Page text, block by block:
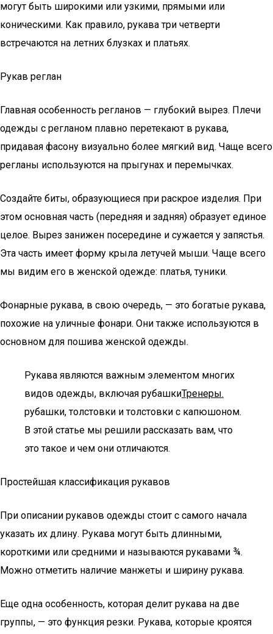
могут быть широкими или узкими, прямыми или
коническими. Как правило, рукава три четверти
встречаются на летних блузках и платьях.
Рукав реглан
Главная особенность регланов — глубокий вырез. Плечи
одежды с регланом плавно перетекают в рукава,
придавая фасону визуально более мягкий вид. Чаще всего
регланы используются на прыгунах и перемычках.
Создайте биты, образующиеся при раскрое изделия. При
этом основная часть (передняя и задняя) образует единое
целое. Вырез занижен посередине и сужается у запястья.
Эта часть имеет форму крыла летучей мыши. Чаще всего
мы видим его в женской одежде: платья, туники.
Фонарные рукава, в свою очередь, — это богатые рукава,
похожие на уличные фонари. Они также используются в
основном для пошива женской одежды.
Рукава являются важным элементом многих
видов одежды, включая рубашкиТренеры.
рубашки, толстовки и толстовки с капюшоном.
В этой статье мы решили рассказать вам, что
это такое и чем они отличаются.
Простейшая классификация рукавов
При описании рукавов одежды стоит с самого начала
указать их длину. Рукава могут быть длинными,
короткими или средними и называются рукавами ¾.
Можно отметить наличие манжеты и ширину рукава.
Еще одна особенность, которая делит рукава на две
группы, — это функция резки. Рукава, которые кроятся